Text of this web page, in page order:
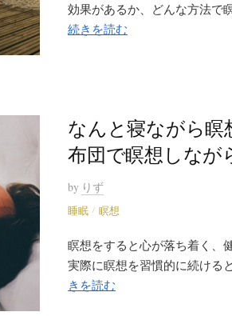
効果があるか、どんな方法で
続きを読む
なんと寝ながら
布団で瞑想しなが
by りず
睡眠 / 瞑想
瞑想をすると心が落ち着く、
実際に瞑想を習慣的に続ける
きを読む